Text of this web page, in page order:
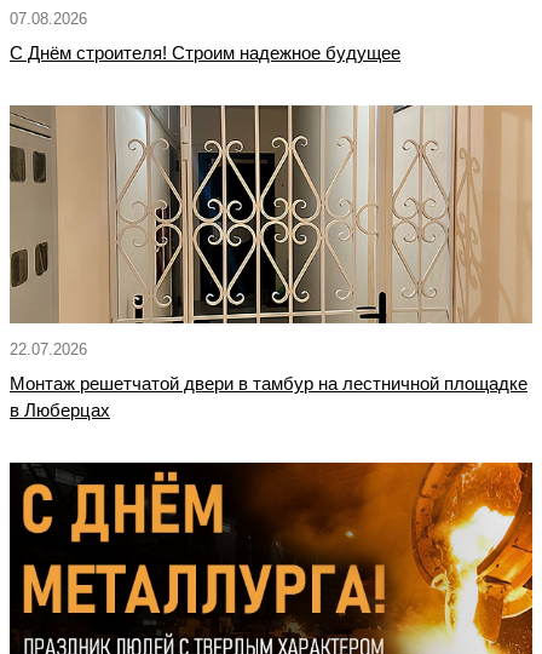
07.08.2026
С Днём строителя! Строим надежное будущее
22.07.2026
Монтаж решетчатой двери в тамбур на лестничной площадке
в Люберцах